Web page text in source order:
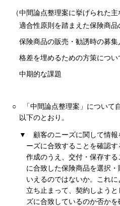
（中間論点整理案に挙げられた主
適合性原則を踏まえた保険商
保険商品の販売・勧誘時の募
格差を埋めるための方策につい
中期的な課題
○
「中間論点整理案」につい
以下のとおり。
▼
顧客のニーズに関して情
ーズに合致することを確認
作成のうえ、交付・保存す
に合致した保険商品を選択
いえるのではないか。これ
立ち止まって、契約しよう
ズに合致しているのか否か